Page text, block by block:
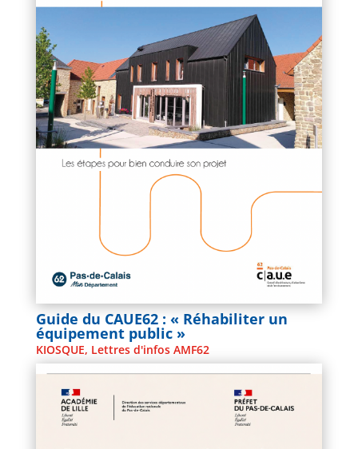
Guide du CAUE62 : « Réhabiliter un
équipement public »
KIOSQUE, Lettres d'infos AMF62